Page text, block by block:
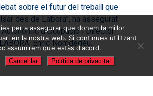
sobre el futur del treball que
des de Labora”, ha assegurat
d’Ocupació i Director
Enric Nomdedéu.
per a assegurar que donem la millor
en la nostra web. Si continues utilitzant
assumirem que estàs d'acord.
Cancel.lar Política de privacitat